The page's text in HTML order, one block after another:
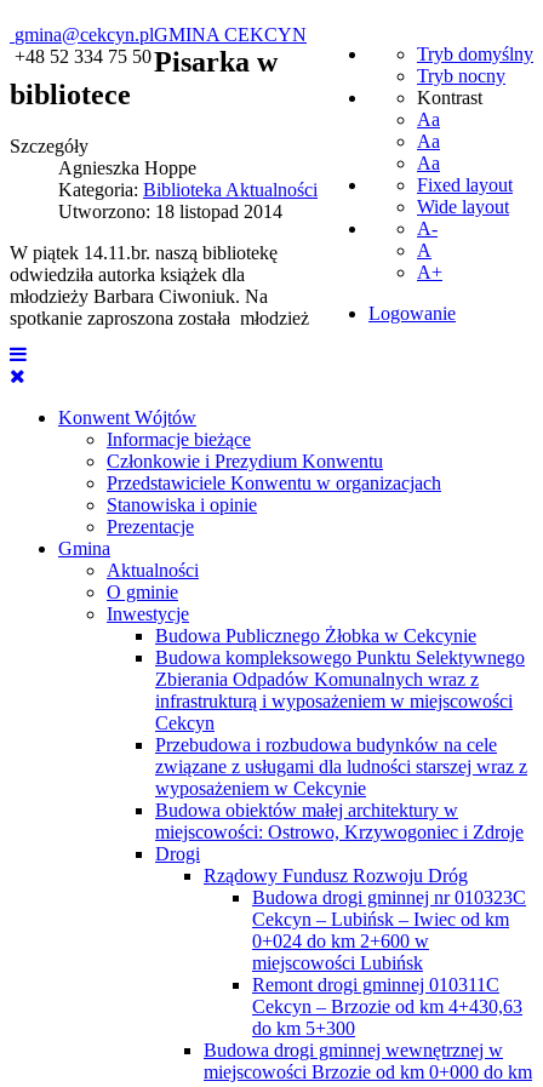
gmina@cekcyn.pl
+48 52 334 75 50
Tryb domyślny
Tryb nocny
Kontrast
Aa
Aa
Aa
Fixed layout
Wide layout
A-
A
A+
Logowanie
GMINA CEKCYN
Konwent Wójtów
Informacje bieżące
Członkowie i Prezydium Konwentu
Przedstawiciele Konwentu w organizacjach
Stanowiska i opinie
Prezentacje
Gmina
Aktualności
O gminie
Inwestycje
Budowa Publicznego Żłobka w Cekcynie
Budowa kompleksowego Punktu Selektywnego
Zbierania Odpadów Komunalnych wraz z
infrastrukturą i wyposażeniem w miejscowości
Cekcyn
Przebudowa i rozbudowa budynków na cele
związane z usługami dla ludności starszej wraz z
wyposażeniem w Cekcynie
Budowa obiektów małej architektury w
miejscowości: Ostrowo, Krzywogoniec i Zdroje
Drogi
Rządowy Fundusz Rozwoju Dróg
Budowa drogi gminnej nr 010323C
Cekcyn – Lubińsk – Iwiec od km
0+024 do km 2+600 w
miejscowości Lubińsk
Remont drogi gminnej 010311C
Cekcyn – Brzozie od km 4+430,63
do km 5+300
Budowa drogi gminnej wewnętrznej w
miejscowości Brzozie od km 0+000 do km
Pisarka w
bibliotece
Szczegóły
Agnieszka Hoppe
Kategoria: Biblioteka Aktualności
Utworzono: 18 listopad 2014
W piątek 14.11.br. naszą bibliotekę
odwiedziła autorka książek dla
młodzieży Barbara Ciwoniuk. Na
spotkanie zaproszona została młodzież